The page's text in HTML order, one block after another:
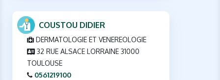
COUSTOU DIDIER
DERMATOLOGIE ET VENEREOLOGIE
32 RUE ALSACE LORRAINE 31000
TOULOUSE
0561219100